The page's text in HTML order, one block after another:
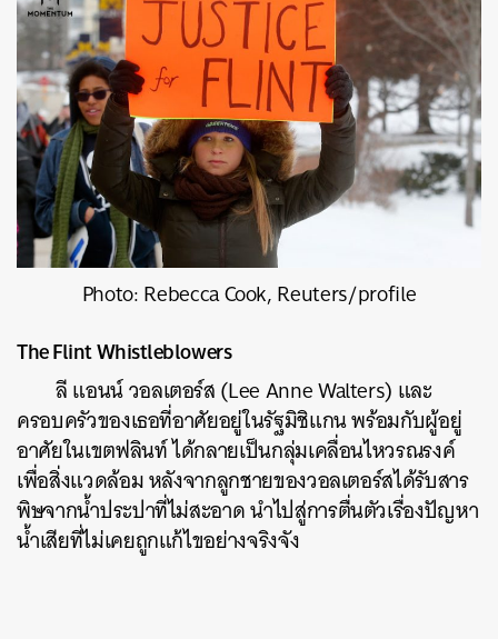
Photo: Rebecca Cook, Reuters/profile
The Flint Whistleblowers
ลี แอนน์ วอลเตอร์ส (Lee Anne Walters) และ
ครอบครัวของเธอที่อาศัยอยู่ในรัฐมิชิแกน พร้อมกับผู้อยู่
อาศัยในเขตฟลินท์ ได้กลายเป็นกลุ่มเคลื่อนไหวรณรงค์
เพื่อสิ่งแวดล้อม หลังจากลูกชายของวอลเตอร์สได้รับสาร
พิษจากน้ำประปาที่ไม่สะอาด นำไปสู่การตื่นตัวเรื่องปัญหา
น้ำเสียที่ไม่เคยถูกแก้ไขอย่างจริงจัง